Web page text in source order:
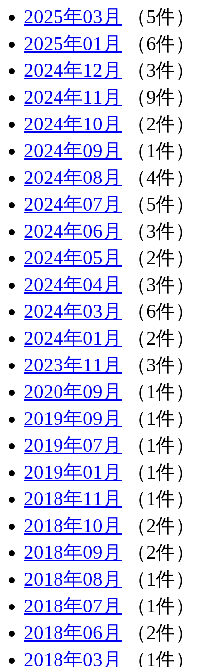
2025年03月
（5件）
2025年01月
（6件）
2024年12月
（3件）
2024年11月
（9件）
2024年10月
（2件）
2024年09月
（1件）
2024年08月
（4件）
2024年07月
（5件）
2024年06月
（3件）
2024年05月
（2件）
2024年04月
（3件）
2024年03月
（6件）
2024年01月
（2件）
2023年11月
（3件）
2020年09月
（1件）
2019年09月
（1件）
2019年07月
（1件）
2019年01月
（1件）
2018年11月
（1件）
2018年10月
（2件）
2018年09月
（2件）
2018年08月
（1件）
2018年07月
（1件）
2018年06月
（2件）
2018年03月
（1件）